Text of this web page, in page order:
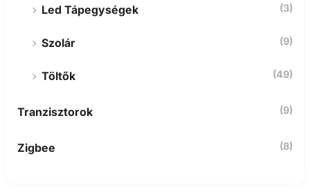
Led Tápegységek (3)
Szolár (9)
Töltők (49)
Tranzisztorok (9)
Zigbee (8)